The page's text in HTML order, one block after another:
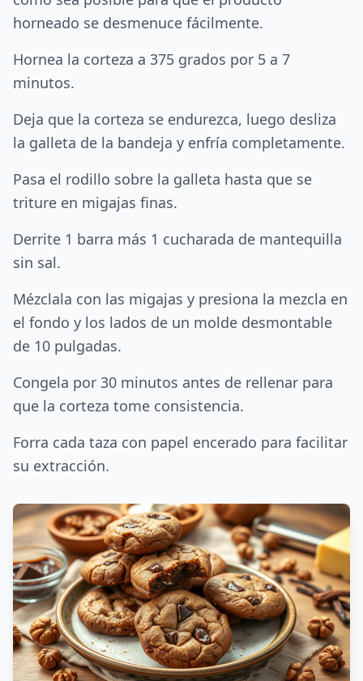
horneado se desmenuce fácilmente.
Hornea la corteza a 375 grados por 5 a 7
minutos.
Deja que la corteza se endurezca, luego desliza
la galleta de la bandeja y enfría completamente.
Pasa el rodillo sobre la galleta hasta que se
triture en migajas finas.
Derrite 1 barra más 1 cucharada de mantequilla
sin sal.
Mézclala con las migajas y presiona la mezcla en
el fondo y los lados de un molde desmontable
de 10 pulgadas.
Congela por 30 minutos antes de rellenar para
que la corteza tome consistencia.
Forra cada taza con papel encerado para facilitar
su extracción.